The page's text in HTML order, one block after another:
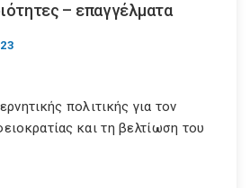
– επαγγέλματα
πολιτικής για τον
και τη βελτίωση του